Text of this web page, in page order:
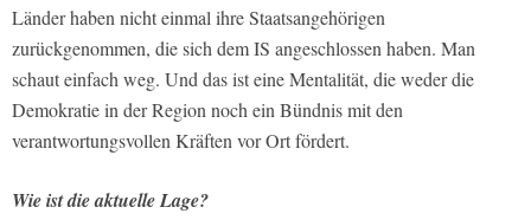
Länder haben nicht einmal ihre Staatsangehörigen
zurückgenommen, die sich dem IS angeschlossen haben. Man
schaut einfach weg. Und das ist eine Mentalität, die weder die
Demokratie in der Region noch ein Bündnis mit den
verantwortungsvollen Kräften vor Ort fördert.
Wie ist die aktuelle Lage?